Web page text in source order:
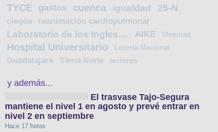
TYCE gastos cuenca igualdad 25-N
ciegos reanimación cardiopulmonar
Laboratorio de los Ingleses AIKE Meninas
Hospital Universitario Lotería Nacional
Guadalajara Sierra Norte lectores
y además...
El trasvase Tajo-Segura
mantiene el nivel 1 en agosto y prevé entrar en
nivel 2 en septiembre
Hace 17 horas